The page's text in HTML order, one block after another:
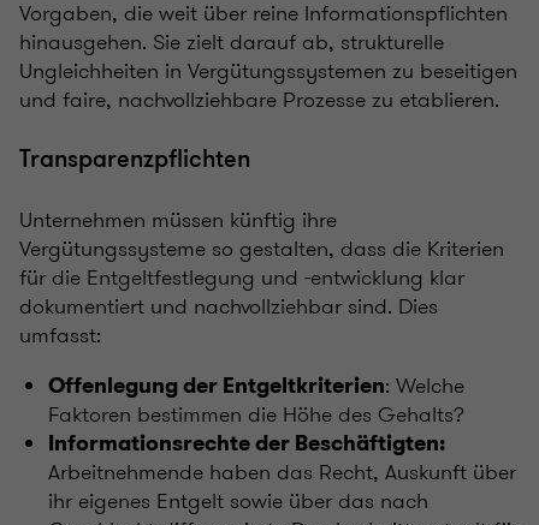
Vorgaben, die weit über reine Informationspflichten
hinausgehen. Sie zielt darauf ab, strukturelle
Ungleichheiten in Vergütungssystemen zu beseitigen
und faire, nachvollziehbare Prozesse zu etablieren.
Transparenzpflichten
Unternehmen müssen künftig ihre
Vergütungssysteme so gestalten, dass die Kriterien
für die Entgeltfestlegung und -entwicklung klar
dokumentiert und nachvollziehbar sind. Dies
umfasst:
Offenlegung der Entgeltkriterien: Welche
Faktoren bestimmen die Höhe des Gehalts?
Informationsrechte der Beschäftigten:
Arbeitnehmende haben das Recht, Auskunft über
ihr eigenes Entgelt sowie über das nach